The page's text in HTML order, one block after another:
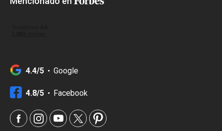
4.4/5 Google
4.8/5 Facebook